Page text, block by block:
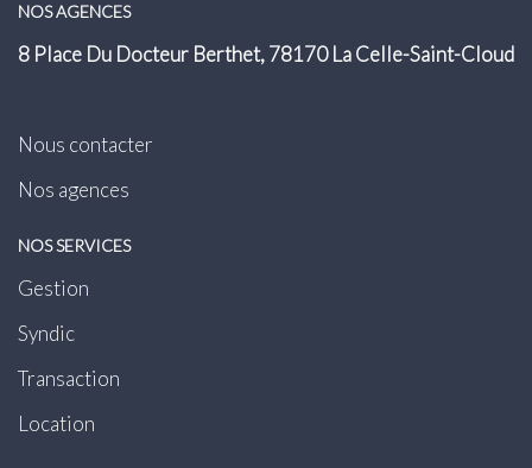
NOS AGENCES
8 Place Du Docteur Berthet, 78170 La Celle-Saint-Cloud
Nous contacter
Nos agences
NOS SERVICES
Gestion
Syndic
Transaction
Location